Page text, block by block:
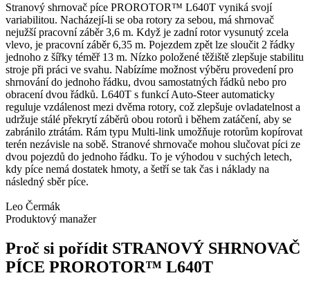
Stranový shrnovač píce PROROTOR™ L640T vyniká svojí
variabilitou. Nacházejí-li se oba rotory za sebou, má shrnovač
nejužší pracovní záběr 3,6 m. Když je zadní rotor vysunutý zcela
vlevo, je pracovní záběr 6,35 m. Pojezdem zpět lze sloučit 2 řádky
jednoho z šířky téměř 13 m. Nízko položené těžiště zlepšuje stabilitu
stroje při práci ve svahu. Nabízíme možnost výběru provedení pro
shrnování do jednoho řádku, dvou samostatných řádků nebo pro
obracení dvou řádků. L640T s funkcí Auto-Steer automaticky
reguluje vzdálenost mezi dvěma rotory, což zlepšuje ovladatelnost a
udržuje stálé překrytí záběrů obou rotorů i během zatáčení, aby se
zabránilo ztrátám. Rám typu Multi-link umožňuje rotorům kopírovat
terén nezávisle na sobě. Stranové shrnovače mohou slučovat píci ze
dvou pojezdů do jednoho řádku. To je výhodou v suchých letech,
kdy píce nemá dostatek hmoty, a šetří se tak čas i náklady na
následný sběr píce.
Leo Čermák
Produktový manažer
Proč si pořídit STRANOVÝ SHRNOVAČ
PÍCE PROROTOR™ L640T